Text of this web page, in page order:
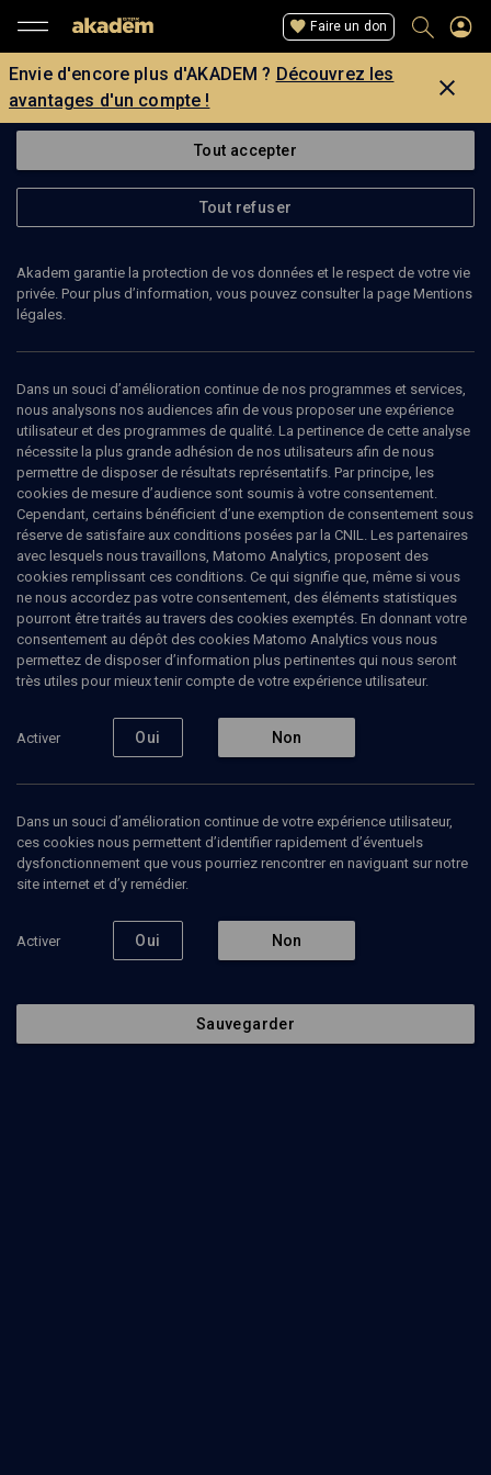
Faire un don
Envie d'encore plus d'AKADEM ? Découvrez les
avantages d'un compte !
Camille Bultez est doctorante à l'EHESS sous la direction de Pierre
Bouretz. Sa thèse porte sur les inédits de Levinas.
Ajouter Partager J’aime
Tous 1 Vidéos 1
Deuxième congrès
études juives (3/6)
HISTOIRE
Levinas: nouvelles
recherches
Tout accepter
Tout refuser
Akadem garantie la protection de vos données et le respect de votre vie
privée. Pour plus d’information, vous pouvez consulter la page Mentions
légales.
Dans un souci d’amélioration continue de nos programmes et services,
nous analysons nos audiences afin de vous proposer une expérience
utilisateur et des programmes de qualité. La pertinence de cette analyse
nécessite la plus grande adhésion de nos utilisateurs afin de nous
permettre de disposer de résultats représentatifs. Par principe, les
cookies de mesure d’audience sont soumis à votre consentement.
Cependant, certains bénéficient d’une exemption de consentement sous
réserve de satisfaire aux conditions posées par la CNIL. Les partenaires
avec lesquels nous travaillons, Matomo Analytics, proposent des
cookies remplissant ces conditions. Ce qui signifie que, même si vous
ne nous accordez pas votre consentement, des éléments statistiques
pourront être traités au travers des cookies exemptés. En donnant votre
consentement au dépôt des cookies Matomo Analytics vous nous
permettez de disposer d’information plus pertinentes qui nous seront
très utiles pour mieux tenir compte de votre expérience utilisateur.
Activer Oui Non
Dans un souci d’amélioration continue de votre expérience utilisateur,
ces cookies nous permettent d’identifier rapidement d’éventuels
dysfonctionnement que vous pourriez rencontrer en naviguant sur notre
site internet et d’y remédier.
Activer Oui Non
Sauvegarder